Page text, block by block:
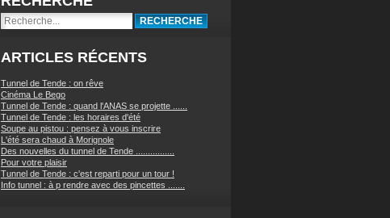
ARTICLES RÉCENTS
Tunnel de Tende : on rêve
Cinéma Le Bego
Tunnel de Tende : quand l'ANAS se projette ......
Tunnel de Tende : les horaires d'été
Soupe au pistou : pensez à vous inscrire
L'été sera chaud à Morignole
Des nouvelles du tunnel de Tende ................
Pour votre plaisir
Tunnel de Tende : c'est reparti pour un tour !
Info tunnel : à p rendre avec des pincettes .......